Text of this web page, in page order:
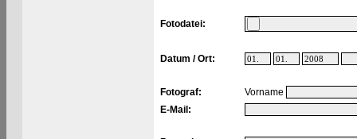
Fotodatei:
Datum / Ort:
Fotograf:
Vorname
E-Mail: